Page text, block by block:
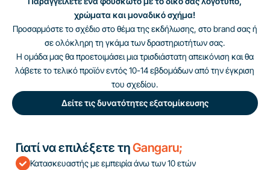
χρώματα και μοναδικό σχήμα!
Προσαρμόστε το σχέδιο στο θέμα της εκδήλωσης, στο brand σας ή
σε ολόκληρη τη γκάμα των δραστηριοτήτων σας.
Η ομάδα μας θα προετοιμάσει μια τρισδιάστατη απεικόνιση και θα
λάβετε το τελικό προϊόν εντός 10-14 εβδομάδων από την έγκριση
του σχεδίου.
Δείτε τις δυνατότητες εξατομίκευσης
Γιατί να επιλέξετε τηGangaru;
Κατασκευαστής με εμπειρία άνω των 10 ετών